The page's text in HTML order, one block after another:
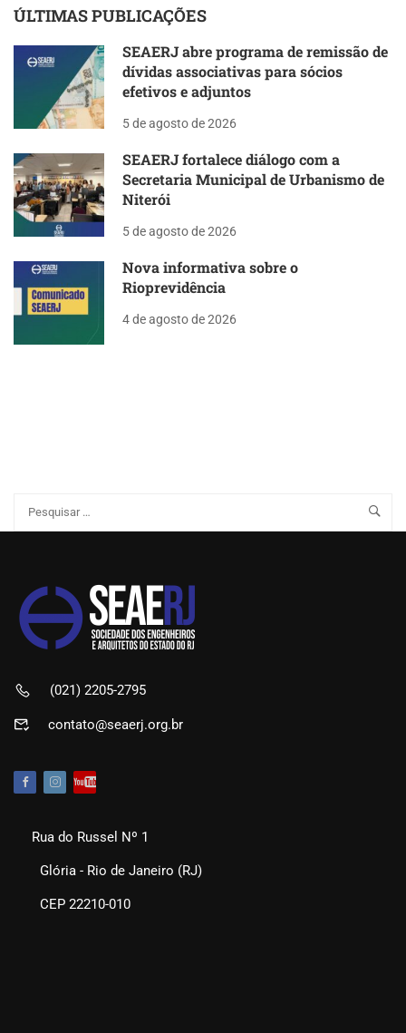
ÚLTIMAS PUBLICAÇÕES
SEAERJ abre programa de remissão de
dívidas associativas para sócios
efetivos e adjuntos
5 de agosto de 2026
SEAERJ fortalece diálogo com a
Secretaria Municipal de Urbanismo de
Niterói
5 de agosto de 2026
Nova informativa sobre o
Rioprevidência
4 de agosto de 2026
(021) 2205-2795
contato@seaerj.org.br
Rua do Russel Nº 1
Glória - Rio de Janeiro (RJ)
CEP 22210-010